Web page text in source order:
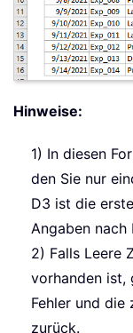
Hinweise:
1) In diesen
den Sie nur
D3 ist die
Angaben nach
2) Falls Leere
vorhanden ist,
Fehler und die
zurück.